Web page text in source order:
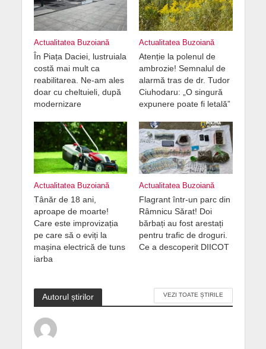
Actualitatea Buzoiană
În Piața Daciei, lustruiala
costă mai mult ca
reabilitarea. Ne-am ales
doar cu cheltuieli, după
modernizare
Actualitatea Buzoiană
Atenție la polenul de
ambrozie! Semnalul de
alarmă tras de dr. Tudor
Ciuhodaru: „O singură
expunere poate fi letală”
Actualitatea Buzoiană
Tânăr de 18 ani,
aproape de moarte!
Care este improvizația
pe care să o eviți la
mașina electrică de tuns
iarba
Actualitatea Buzoiană
Flagrant într-un parc din
Râmnicu Sărat! Doi
bărbați au fost arestați
pentru trafic de droguri.
Ce a descoperit DIICOT
Autorul știrilor VEZI TOATE ȘTIRILE